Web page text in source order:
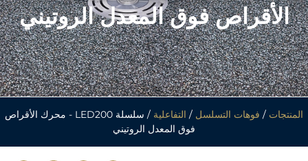
الأقراص فوق المعدل الروتيني
المنتجات / فوهات التسلسل / التفاعلية
/ سلسلة LED200 - محرك الأقراص
فوق المعدل الروتيني